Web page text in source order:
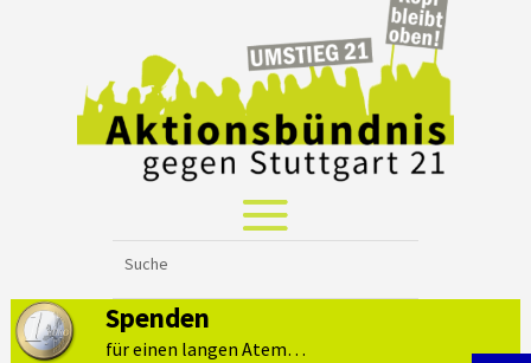
Spenden
für einen langen Atem…